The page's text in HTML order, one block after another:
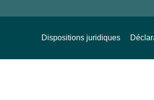
Dispositions juridiques